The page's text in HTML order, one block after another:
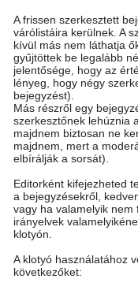
A frissen szerkesztett
várólistáira kerülnek. A
kívül más nem láthatja
gyűjtöttek be legalább
jelentősége, hogy az
lényeg, hogy négy
bejegyzést).
Más részről egy
szerkesztőnek lehúznia
majdnem biztosan ne
majdnem, mert a
elbírálják a sorsát).
Editorként kifejezheted
a bejegyzésekről,
vagy ha valamelyik nem
irányelvek
klotyón.
A klotyó használatához
következőket: